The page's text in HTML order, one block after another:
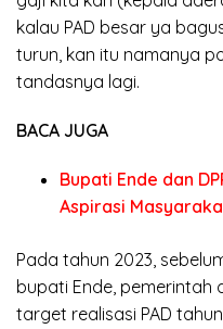
kalau PAD besar ya
turun, kan itu namanya
tandasnya lagi.
BACA JUGA
Bupati Ende dan
Aspirasi
Pada tahun 2023,
bupati Ende, pemerintah
target realisasi PAD